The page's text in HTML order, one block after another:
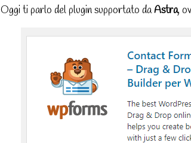
Oggi ti parlo del plugin supportato daAstra,